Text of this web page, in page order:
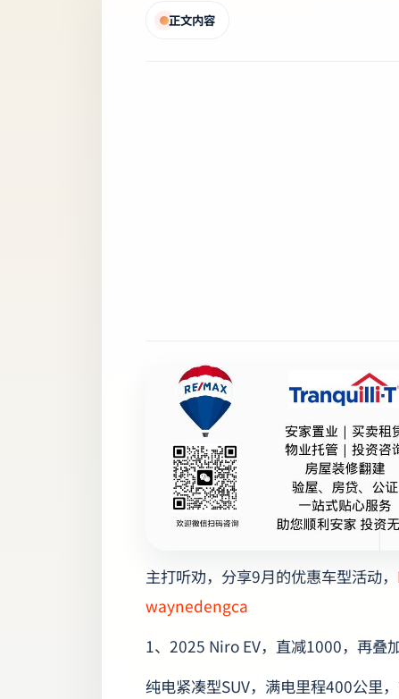
正文内容
主打听劝，分享9月的优惠车型活动，
waynedengca
1、2025 Niro EV，直减1000，再叠
纯电紧凑型SUV，满电里程400公里